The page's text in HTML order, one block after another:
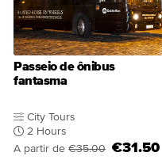
Passeio de ônibus
fantasma
City Tours
2 Hours
A partir de €35.00 €31.50